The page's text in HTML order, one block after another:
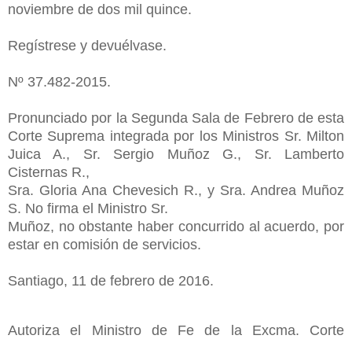
noviembre de dos mil quince.
Regístrese y devuélvase.
Nº 37.482-2015.
Pronunciado por la Segunda Sala de Febrero de esta
Corte Suprema integrada por los Ministros Sr. Milton
Juica A., Sr. Sergio Muñoz G., Sr. Lamberto
Cisternas R.,
Sra. Gloria Ana Chevesich R., y Sra. Andrea Muñoz
S. No firma el Ministro Sr.
Muñoz, no obstante haber concurrido al acuerdo, por
estar en comisión de servicios.
Santiago, 11 de febrero de 2016.
Autoriza el Ministro de Fe de la Excma. Corte